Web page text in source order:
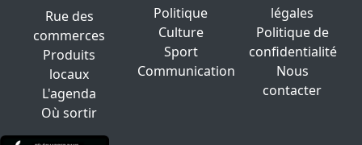
Rue des
commerces
Produits
locaux
L'agenda
Où sortir
Politique
Culture
Sport
Communication
légales
Politique de
confidentialité
Nous
contacter